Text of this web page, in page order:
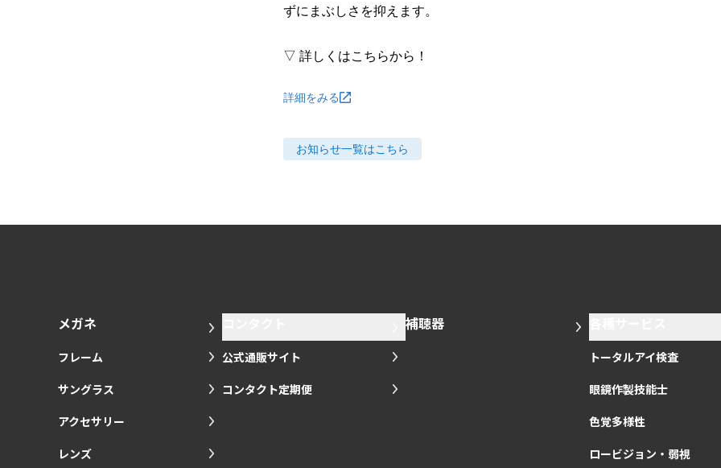
ずにまぶしさを抑えます。
▽ 詳しくはこちらから！
詳細をみる
お知らせ一覧はこちら
メガネ
フレーム
サングラス
アクセサリー
レンズ
公式通販サイト
コンタクト定期便
補聴器
トータルアイ検査
眼鏡作製技能士
色覚多様性
ロービジョン・弱視